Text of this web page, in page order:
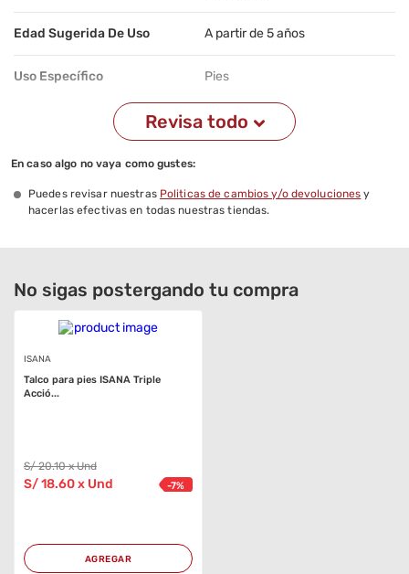
Edad Sugerida De Uso A partir de 5 años
Uso Específico Pies
240 gr + 60 gr
Advertencias De Uso
Contenido Neto ,402
Revisa todo
En caso algo no vaya como gustes:
Puedes revisar nuestras Politicas de cambios y/o devoluciones y
hacerlas efectivas en todas nuestras tiendas.
No sigas postergando tu compra
ISANA
Talco para pies ISANA Triple
Acció...
S/20.10 x Und
S/18.60x Und -7%
AGREGAR